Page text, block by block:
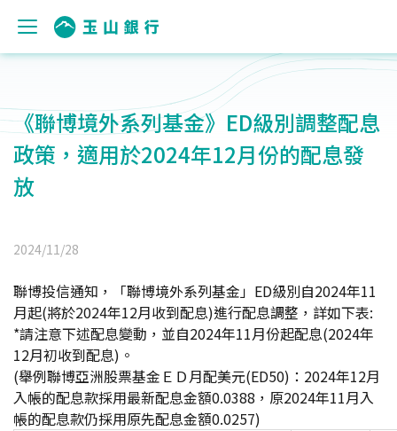
《聯博境外系列基金》ED級別調整配息
政策，適用於2024年12月份的配息發
放
2024/11/28
聯博投信通知，「聯博境外系列基金」ED級別自2024年11
月起(將於2024年12月收到配息)進行配息調整，詳如下表:
*請注意下述配息變動，並自2024年11月份起配息(2024年
12月初收到配息)。
(舉例聯博亞洲股票基金ＥＤ月配美元(ED50)：2024年12月
入帳的配息款採用最新配息金額0.0388，原2024年11月入
帳的配息款仍採用原先配息金額0.0257)